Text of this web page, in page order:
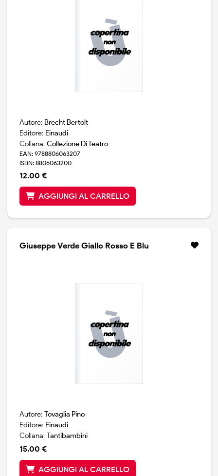
Autore: Brecht Bertolt
Editore: Einaudi
Collana: Collezione Di Teatro
EAN: 9788806063207
ISBN: 8806063200
12.00 €
AGGIUNGI AL CARRELLO
Giuseppe Verde Giallo Rosso E Blu
Autore: Tovaglia Pino
Editore: Einaudi
Collana: Tantibambini
15.00 €
AGGIUNGI AL CARRELLO